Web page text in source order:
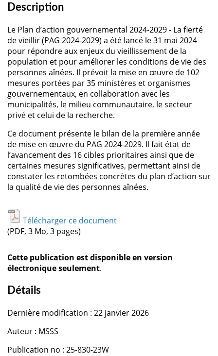
Description
Le Plan d’action gouvernemental 2024-2029 - La fierté
de vieillir (PAG 2024-2029) a été lancé le 31 mai 2024
pour répondre aux enjeux du vieillissement de la
population et pour améliorer les conditions de vie des
personnes aînées. Il prévoit la mise en œuvre de 102
mesures portées par 35 ministères et organismes
gouvernementaux, en collaboration avec les
municipalités, le milieu communautaire, le secteur
privé et celui de la recherche.
Ce document présente le bilan de la première année
de mise en œuvre du PAG 2024-2029. Il fait état de
l’avancement des 16 cibles prioritaires ainsi que de
certaines mesures significatives, permettant ainsi de
constater les retombées concrètes du plan d’action sur
la qualité de vie des personnes aînées.
Télécharger ce document
(PDF, 3 Mo, 3 pages)
Cette publication est disponible en version
électronique seulement.
Détails
Dernière modification : 22 janvier 2026
Auteur : MSSS
Publication no : 25-830-23W